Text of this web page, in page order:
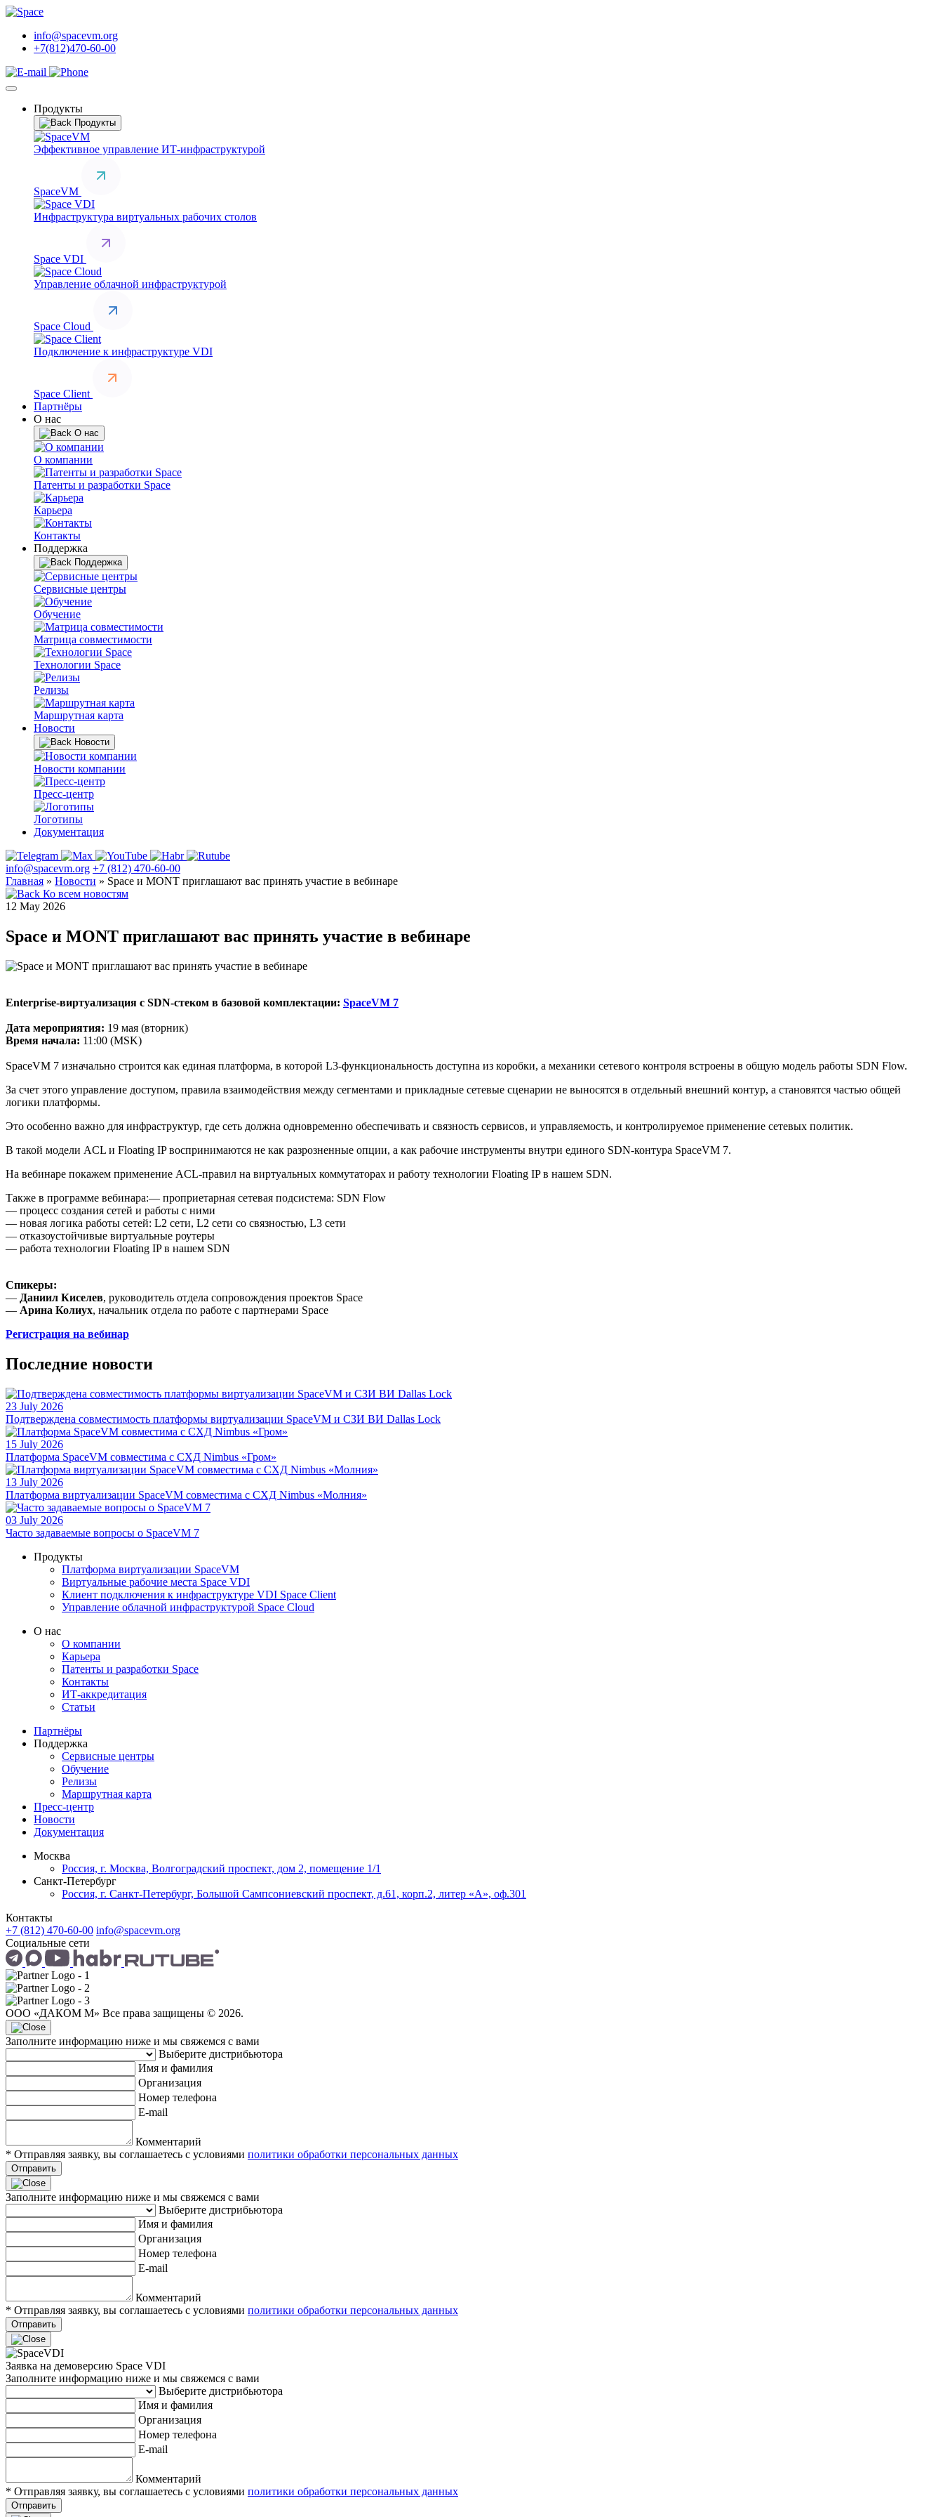
info@spacevm.org
+7(812)470-60-00
Продукты
Продукты
Эффективное управление ИТ-инфраструктурой
SpaceVM
Инфраструктура виртуальных рабочих столов
Space VDI
Управление облачной инфраструктурой
Space Cloud
Подключение к инфраструктуре VDI
Space Client
Партнёры
О нас
О нас
О компании
Патенты и разработки Space
Карьера
Контакты
Поддержка
Поддержка
Сервисные центры
Обучение
Матрица совместимости
Технологии Space
Релизы
Маршрутная карта
Новости
Новости
Новости компании
Пресс-центр
Логотипы
Документация
info@spacevm.org +7 (812) 470-60-00
Главная » Новости » Space и MONT приглашают вас принять участие в вебинаре
Ко всем новостям
12 May 2026
Space и MONT приглашают вас принять участие в вебинаре
Enterprise-виртуализация с SDN-стеком в базовой комплектации: SpaceVM 7
Дата мероприятия: 19 мая (вторник)
Время начала: 11:00 (MSK)
SpaceVM 7 изначально строится как единая платформа, в которой L3-функциональность доступна из коробки, а механики сетевого контроля встроены в общую модель работы SDN Flow.
За счет этого управление доступом, правила взаимодействия между сегментами и прикладные сетевые сценарии не выносятся в отдельный внешний контур, а становятся частью общей
логики платформы.
Это особенно важно для инфраструктур, где сеть должна одновременно обеспечивать и связность сервисов, и управляемость, и контролируемое применение сетевых политик.
В такой модели ACL и Floating IP воспринимаются не как разрозненные опции, а как рабочие инструменты внутри единого SDN-контура SpaceVM 7.
На вебинаре покажем применение ACL-правил на виртуальных коммутаторах и работу технологии Floating IP в нашем SDN.
Также в программе вебинара:— проприетарная сетевая подсистема: SDN Flow
— процесс создания сетей и работы с ними
— новая логика работы сетей: L2 сети, L2 сети со связностью, L3 сети
— отказоустойчивые виртуальные роутеры
— работа технологии Floating IP в нашем SDN
Спикеры:
— Даниил Киселев, руководитель отдела сопровождения проектов Space
— Арина Колиух, начальник отдела по работе с партнерами Space
Регистрация на вебинар
Последние новости
23 July 2026
Подтверждена совместимость платформы виртуализации SpaceVM и СЗИ ВИ Dallas Lock
15 July 2026
Платформа SpaceVM совместима с СХД Nimbus «Гром»
13 July 2026
Платформа виртуализации SpaceVM совместима с СХД Nimbus «Молния»
03 July 2026
Часто задаваемые вопросы о SpaceVM 7
Продукты
Платформа виртуализации SpaceVM
Виртуальные рабочие места Space VDI
Клиент подключения к инфраструктуре VDI Space Client
Управление облачной инфраструктурой Space Cloud
О нас
О компании
Карьера
Патенты и разработки Space
Контакты
ИТ-аккредитация
Статьи
Партнёры
Поддержка
Сервисные центры
Обучение
Релизы
Маршрутная карта
Пресс-центр
Новости
Документация
Москва
Россия, г. Москва, Волгоградский проспект, дом 2, помещение 1/1
Санкт-Петербург
Россия, г. Санкт-Петербург, Большой Сампсониевский проспект, д.61, корп.2, литер «А», оф.301
Контакты
+7 (812) 470-60-00 info@spacevm.org
Социальные сети
ООО «ДАКОМ М» Все права защищены © 2026.
Заполните информацию ниже и мы свяжемся с вами
Выберите дистрибьютора
Имя и фамилия
Организация
Номер телефона
E-mail
Комментарий
* Отправляя заявку, вы соглашаетесь с условиями политики обработки персональных данных
Отправить
Заполните информацию ниже и мы свяжемся с вами
Выберите дистрибьютора
Имя и фамилия
Организация
Номер телефона
E-mail
Комментарий
* Отправляя заявку, вы соглашаетесь с условиями политики обработки персональных данных
Отправить
Заявка на демоверсию Space VDI
Заполните информацию ниже и мы свяжемся с вами
Выберите дистрибьютора
Имя и фамилия
Организация
Номер телефона
E-mail
Комментарий
* Отправляя заявку, вы соглашаетесь с условиями политики обработки персональных данных
Отправить